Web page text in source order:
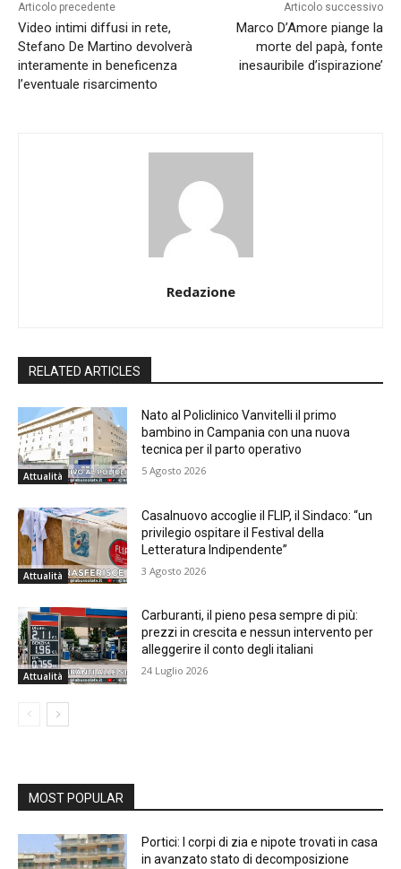
Articolo precedente
Video intimi diffusi in rete,
Stefano De Martino devolverà
interamente in beneficenza
l’eventuale risarcimento
Articolo successivo
Marco D’Amore piange la
morte del papà, fonte
inesauribile d’ispirazione’
Redazione
RELATED ARTICLES
Attualità
Nato al Policlinico Vanvitelli il primo
bambino in Campania con una nuova
tecnica per il parto operativo
5 Agosto 2026
Attualità
Casalnuovo accoglie il FLIP, il Sindaco: “un
privilegio ospitare il Festival della
Letteratura Indipendente”
3 Agosto 2026
Attualità
Carburanti, il pieno pesa sempre di più:
prezzi in crescita e nessun intervento per
alleggerire il conto degli italiani
24 Luglio 2026
MOST POPULAR
Portici: I corpi di zia e nipote trovati in casa
in avanzato stato di decomposizione